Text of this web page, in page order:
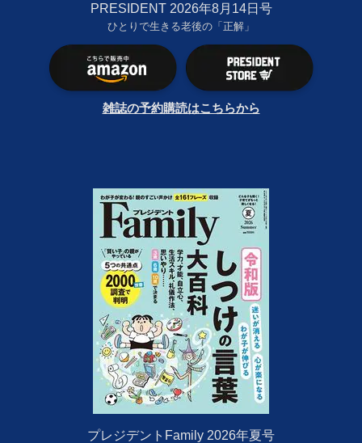
PRESIDENT 2026年8月14日号
ひとりで生きる老後の「正解」
雑誌の予約購読はこちらから
プレジデントFamily 2026年夏号